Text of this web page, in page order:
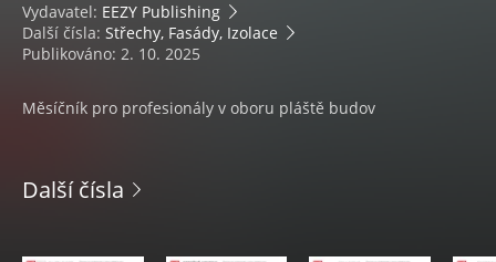
Vydavatel: EEZY Publishing
Další čísla: Střechy, Fasády, Izolace
Publikováno: 2. 10. 2025
Měsíčník pro profesionály v oboru pláště budov
Další čísla